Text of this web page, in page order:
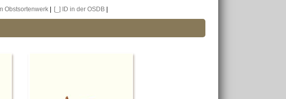
Obstsortenwerk [_] ID in der OSDB